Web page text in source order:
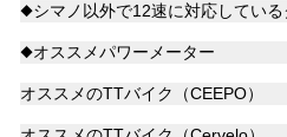
◆シマノ以外で12速に対応している
◆オススメパワーメーター
オススメのTTバイク（CEEPO）